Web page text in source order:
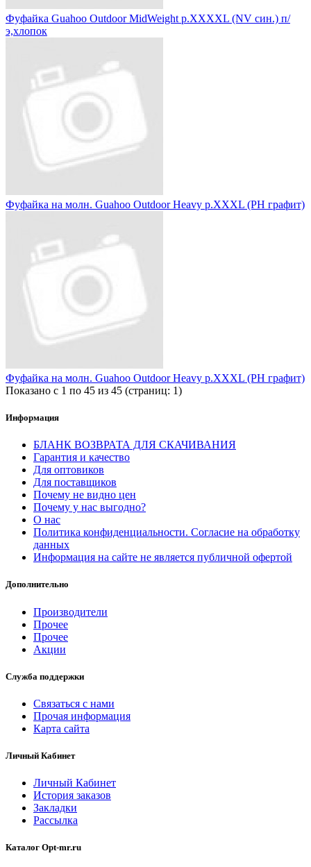
Фуфайка Guahoo Outdoor MidWeight р.XXXXL (NV син.) п/
э,хлопок
Фуфайка на молн. Guahoo Outdoor Heavy р.XXXL (PH графит)
Фуфайка на молн. Guahoo Outdoor Heavy р.XXXL (PH графит)
Показано с 1 по 45 из 45 (страниц: 1)
Информация
БЛАНК ВОЗВРАТА ДЛЯ СКАЧИВАНИЯ
Гарантия и качество
Для оптовиков
Для поставщиков
Почему не видно цен
Почему у нас выгодно?
О нас
Политика конфиденциальности. Согласие на обработку
данных
Информация на сайте не является публичной офертой
Дополнительно
Производители
Прочее
Прочее
Акции
Служба поддержки
Связаться с нами
Прочая информация
Карта сайта
Личный Кабинет
Личный Кабинет
История заказов
Закладки
Рассылка
Каталог Opt-mr.ru